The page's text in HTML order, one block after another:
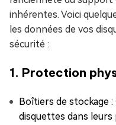
inhérentes. Voici
les données de vos
sécurité :
1. Protection
Boîtiers de stockage
disquettes dans